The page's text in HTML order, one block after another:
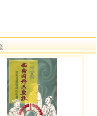
，鍾離權與呂洞賓所
成仙」－－仙有五等，
、中、大；煉功不悟大
大道，只求一法一術
病是為人仙；．．．諸
深玄。
著；石得之為內丹南